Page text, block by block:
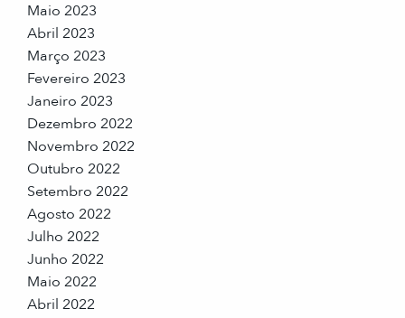
Maio 2023
Abril 2023
Março 2023
Fevereiro 2023
Janeiro 2023
Dezembro 2022
Novembro 2022
Outubro 2022
Setembro 2022
Agosto 2022
Julho 2022
Junho 2022
Maio 2022
Abril 2022